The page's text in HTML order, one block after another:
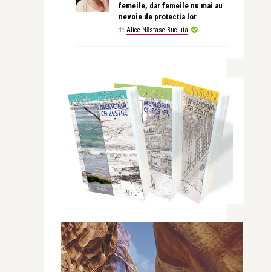
femeile, dar femeile nu mai au
nevoie de protectia lor
de Alice Năstase Buciuta